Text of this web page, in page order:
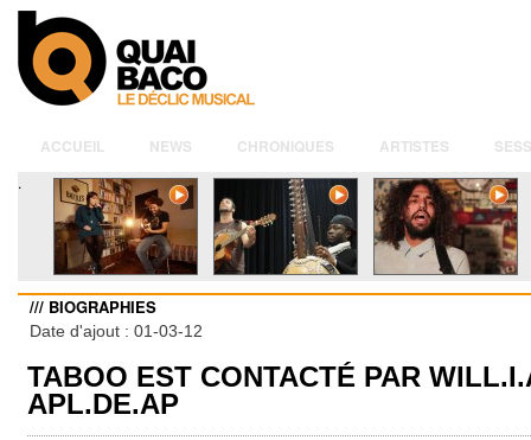
ACCUEIL NEWS CHRONIQUES ARTISTES
.
/// BIOGRAPHIES
Date d'ajout : 01-03-12
TABOO EST CONTACTÉ PAR
APL.DE.AP